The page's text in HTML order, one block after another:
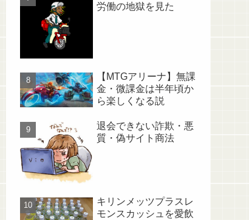
労働の地獄を見た
【MTGアリーナ】無課
金・微課金は半年頃か
ら楽しくなる説
退会できない詐欺・悪
質・偽サイト商法
キリンメッツプラスレ
モンスカッシュを愛飲